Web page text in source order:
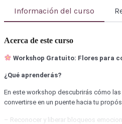
Información del curso
Acerca de este curso
Workshop Gratuito: Flores para
¿Qué aprenderás?
En este workshop descubrirás cómo
convertirse en un puente hacia tu
– Reconocer y liberar bloqueos